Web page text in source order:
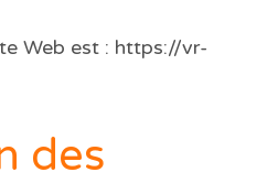
Web est : https://vr-
des